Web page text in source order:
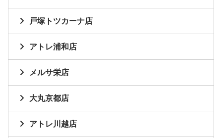
戸塚トツカーナ店
アトレ浦和店
メルサ栄店
大丸京都店
アトレ川越店